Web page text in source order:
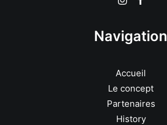
Navigation
Accueil
Le concept
Partenaires
History